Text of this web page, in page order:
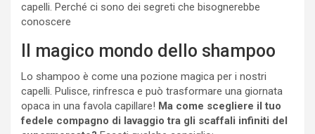
capelli. Perché ci sono dei segreti che bisognerebbe
conoscere
Il magico mondo dello shampoo
Lo shampoo è come una pozione magica per i nostri
capelli. Pulisce, rinfresca e può trasformare una giornata
opaca in una favola capillare! Ma come scegliere il tuo
fedele compagno di lavaggio tra gli scaffali infiniti del